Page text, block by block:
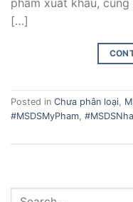
phẩm xuất khẩu,
[…]
Posted in Chưa phân loại,
#MSDSMyPham,